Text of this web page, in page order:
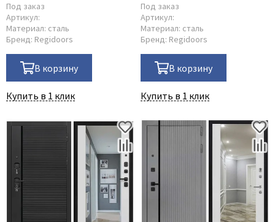
Под заказ
Артикул:
Материал: сталь
Бренд: Regidoors
В корзину
Купить в 1 клик
Под заказ
Артикул:
Материал: сталь
Бренд: Regidoors
В корзину
Купить в 1 клик